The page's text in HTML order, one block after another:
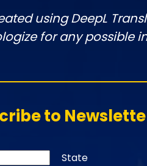
using DeepL
for any possible
to
State